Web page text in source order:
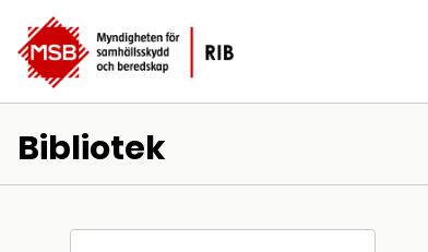
Bibliotek